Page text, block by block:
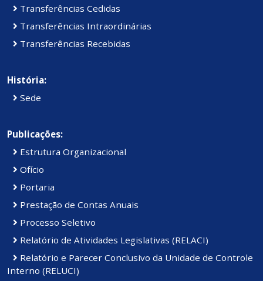
Transferências Cedidas
Transferências Intraordinárias
Transferências Recebidas
História:
Sede
Publicações:
Estrutura Organizacional
Ofício
Portaria
Prestação de Contas Anuais
Processo Seletivo
Relatório de Atividades Legislativas (RELACI)
Relatório e Parecer Conclusivo da Unidade de Controle
Interno (RELUCI)